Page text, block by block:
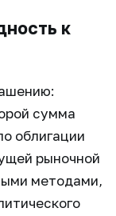
к
сумма
облигации
рыночной
методами,